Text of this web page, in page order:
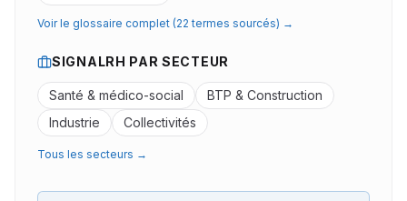
Voir le glossaire complet (22 termes sourcés) →
SIGNALRH PAR SECTEUR
Santé & médico-social
BTP & Construction
Industrie
Collectivités
Tous les secteurs →